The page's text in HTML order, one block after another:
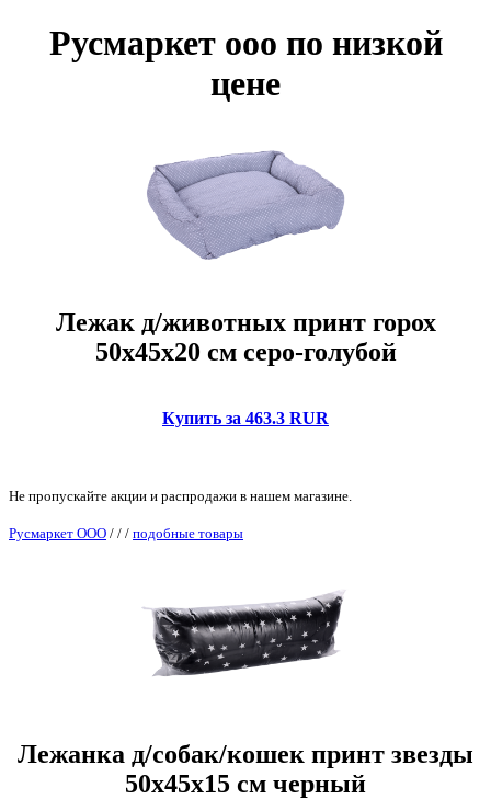
Русмаркет ооо по низкой
цене
Лежак д/животных принт горох
50х45х20 см серо-голубой
Купить за 463.3 RUR
Не пропускайте акции и распродажи в нашем магазине.
Русмаркет ООО / / / подобные товары
Лежанка д/собак/кошек принт звезды
50х45х15 см черный